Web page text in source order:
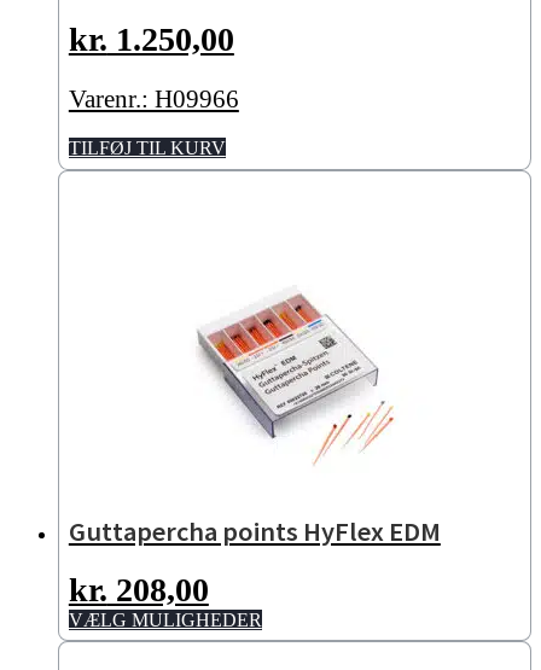
kr. 1.250,00
Varenr.: H09966
TILFØJ TIL KURV
Guttapercha points HyFlex EDM
kr. 208,00
VÆLG MULIGHEDER
vare